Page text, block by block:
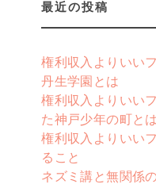
最近の投稿
権利収入よりいい
丹生学園とは
権利収入よりいい
た神戸少年の町とは
権利収入よりいい
ること
ネズミ講と無関係